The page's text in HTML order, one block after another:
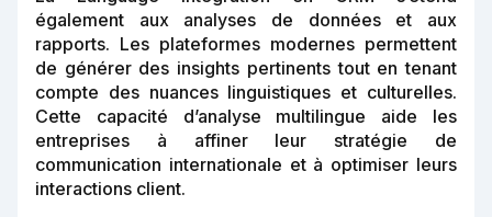
également aux analyses de données et aux
rapports. Les plateformes modernes permettent
de générer des insights pertinents tout en tenant
compte des nuances linguistiques et culturelles.
Cette capacité d’analyse multilingue aide les
entreprises à affiner leur stratégie de
communication internationale et à optimiser leurs
interactions client.